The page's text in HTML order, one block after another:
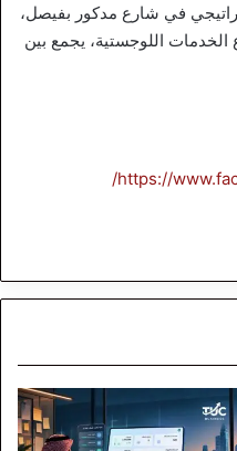
في شارع مدكور بفيصل،
اللوجستية، يجمع بين
https://